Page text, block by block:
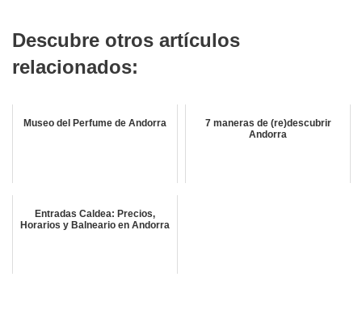
Descubre otros artículos
relacionados:
Museo del Perfume de Andorra
7 maneras de (re)descubrir
Andorra
Entradas Caldea: Precios,
Horarios y Balneario en Andorra